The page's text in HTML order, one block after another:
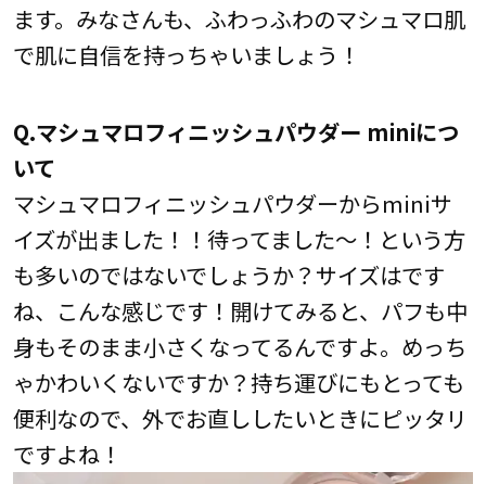
ます。みなさんも、ふわっふわのマシュマロ肌
で肌に自信を持っちゃいましょう！
Q.マシュマロフィニッシュパウダー miniにつ
いて
マシュマロフィニッシュパウダーからminiサ
イズが出ました！！待ってました～！という方
も多いのではないでしょうか？サイズはです
ね、こんな感じです！開けてみると、パフも中
身もそのまま小さくなってるんですよ。めっち
ゃかわいくないですか？持ち運びにもとっても
便利なので、外でお直ししたいときにピッタリ
ですよね！